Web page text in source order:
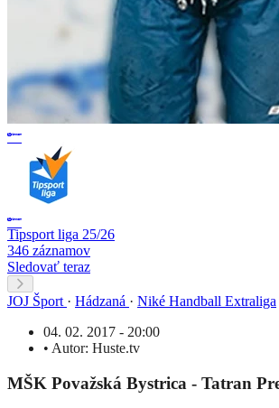
Tipsport liga 25/26
346 záznamov
Sledovať teraz
JOJ Šport · Hádzaná · Niké Handball Extraliga
04. 02. 2017 - 20:00
• Autor: Huste.tv
MŠK Považská Bystrica - Tatran